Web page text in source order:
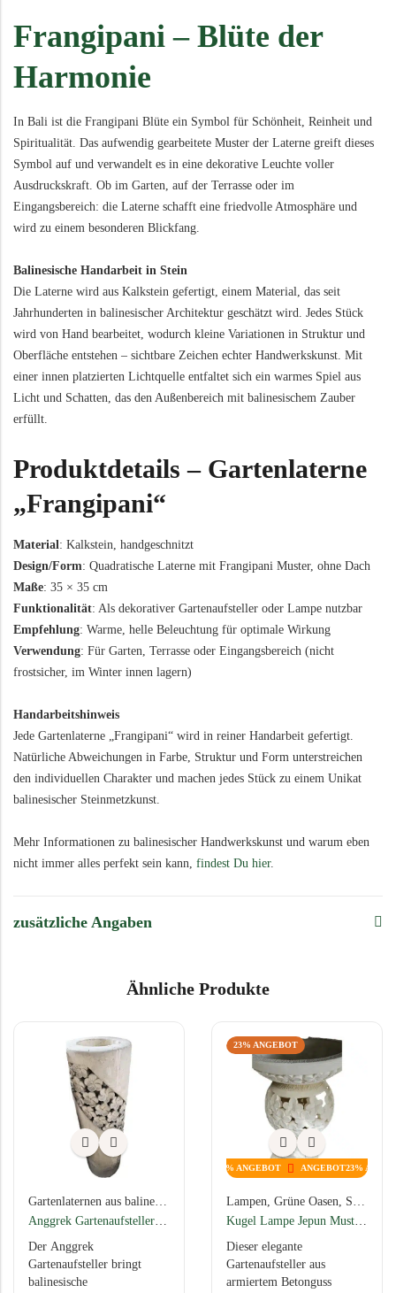
Frangipani – Blüte der
Harmonie
In Bali ist die Frangipani Blüte ein Symbol für Schönheit, Reinheit und
Spiritualität. Das aufwendig gearbeitete Muster der Laterne greift dieses
Symbol auf und verwandelt es in eine dekorative Leuchte voller
Ausdruckskraft. Ob im Garten, auf der Terrasse oder im
Eingangsbereich: die Laterne schafft eine friedvolle Atmosphäre und
wird zu einem besonderen Blickfang.
Balinesische Handarbeit in Stein
Die Laterne wird aus Kalkstein gefertigt, einem Material, das seit
Jahrhunderten in balinesischer Architektur geschätzt wird. Jedes Stück
wird von Hand bearbeitet, wodurch kleine Variationen in Struktur und
Oberfläche entstehen – sichtbare Zeichen echter Handwerkskunst. Mit
einer innen platzierten Lichtquelle entfaltet sich ein warmes Spiel aus
Licht und Schatten, das den Außenbereich mit balinesischem Zauber
erfüllt.
Produktdetails – Gartenlaterne
„Frangipani“
Material : Kalkstein, handgeschnitzt
Design/Form: Quadratische Laterne mit Frangipani Muster, ohne Dach
Maße: 35 × 35 cm
Funktionalität: Als dekorativer Gartenaufsteller oder Lampe nutzbar
Empfehlung: Warme, helle Beleuchtung für optimale Wirkung
Verwendung: Für Garten, Terrasse oder Eingangsbereich (nicht
frostsicher, im Winter innen lagern)
Handarbeitshinweis
Jede Gartenlaterne „Frangipani“ wird in reiner Handarbeit gefertigt.
Natürliche Abweichungen in Farbe, Struktur und Form unterstreichen
den individuellen Charakter und machen jedes Stück zu einem Unikat
balinesischer Steinmetzkunst.
Mehr Informationen zu balinesischer Handwerkskunst und warum eben
nicht immer alles perfekt sein kann, findest Du hier.
zusätzliche Angaben
Ähnliche Produkte
Gartenlaternen aus balinesischer Handarbeit – natürliche Eleganz für deinen Außenbereich
Anggrek Gartenaufsteller: Kalkstein, Frangipani-Muster, 100 × Ø 30 cm
Der Anggrek
Gartenaufsteller bringt
balinesische
23% ANGEBOT
23% ANGEBOT 23% ANGEBOT ANGEBOT23% ANGEBOT
Lampen, Grüne Oasen, Spar-Angebote
Kugel Lampe Jepun Muster mit Schale
Dieser elegante
Gartenaufsteller aus
armiertem Betonguss